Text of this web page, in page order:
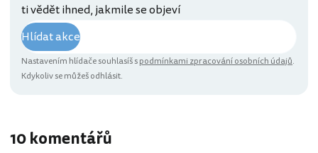
ti vědět ihned, jakmile se objeví
Hlídat akce
Nastavením hlídače souhlasíš spodmínkami zpracování osobních údajů.
Kdykoliv se můžeš odhlásit.
10 komentářů